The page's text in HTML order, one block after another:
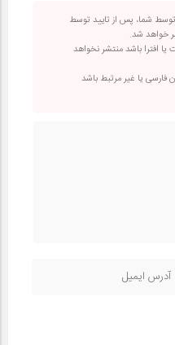
شما، پس از تایید توسط
خواهد شد.
افترا باشد منتشر نخواهد
فارسی یا غیر مرتبط باشد